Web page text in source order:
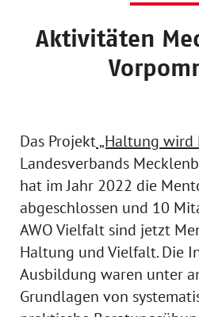
Aktivitäten
Das Projekt„Haltung wird
Landesverbands
hat im Jahr 2022 die
abgeschlossen und 10
AWO Vielfalt sind jetzt
Haltung und Vielfalt. Die
Ausbildung waren unter
Grundlagen von